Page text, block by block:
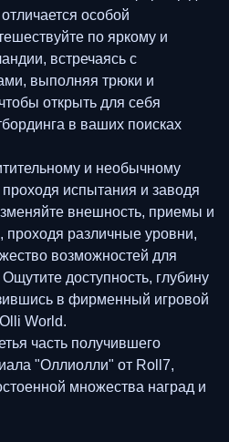
особой
по яркому и
встречаясь с
выполняя трюки и
открыть для себя
в ваших поисках
и необычному
испытания и заводя
внешность, приемы и
проходя различные уровни,
возможностей для
доступность, глубину
в фирменный игровой
World.
часть получившего
"Оллиолли" от Roll7,
множества наград и